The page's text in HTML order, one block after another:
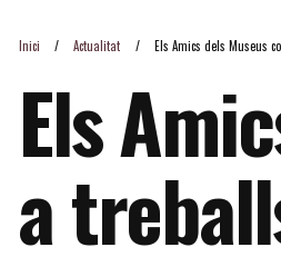
Inici Actualitat Els Amics dels Museus
Els
a